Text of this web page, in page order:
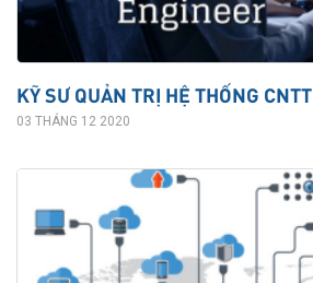
KỸ SƯ QUẢN TRỊ HỆ THỐNG CNTT
03 THÁNG 12 2020